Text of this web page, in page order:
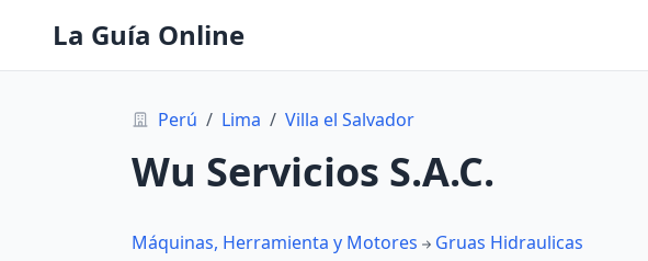
La Guía Online
Perú / Lima / Villa el Salvador
Wu Servicios S.A.C.
Máquinas, Herramienta y Motores Gruas Hidraulicas